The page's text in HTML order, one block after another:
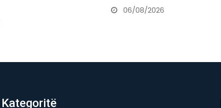
06/08/2026
Kategoritë